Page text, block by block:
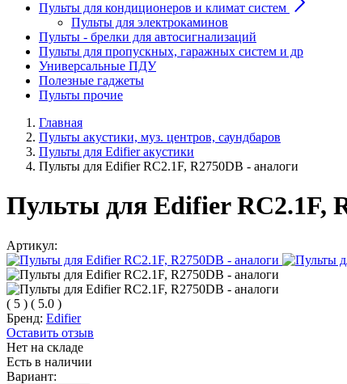
Пульты для кондиционеров и климат систем
Пульты для электрокаминов
Пульты - брелки для автосигнализаций
Пульты для пропускных, гаражных систем и др
Универсальные ПДУ
Полезные гаджеты
Пульты прочие
Главная
Пульты акустики, муз. центров, саундбаров
Пульты для Edifier акустики
Пульты для Edifier RC2.1F, R2750DB - аналоги
Пульты для Edifier RC2.1F,
Артикул:
( 5 ) ( 5.0 )
Бренд: Edifier
Оставить отзыв
Нет на складе
Есть в наличии
Вариант: